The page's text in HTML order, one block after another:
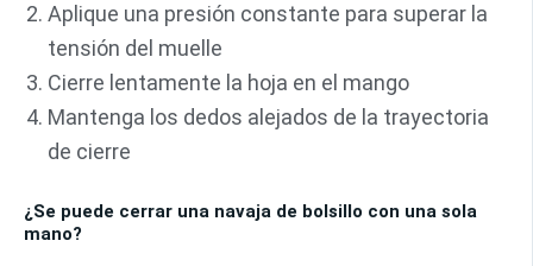
Aplique una presión constante para superar la
tensión del muelle
Cierre lentamente la hoja en el mango
Mantenga los dedos alejados de la trayectoria
de cierre
¿Se puede cerrar una navaja de bolsillo con una sola
mano?